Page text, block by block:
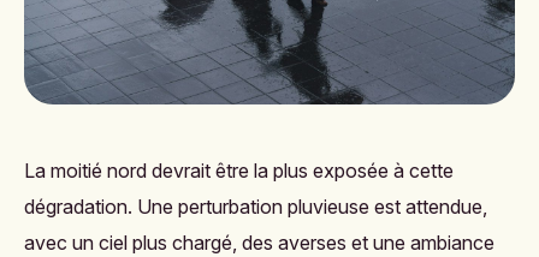
La moitié nord devrait être la plus exposée à cette
dégradation. Une perturbation pluvieuse est attendue,
avec un ciel plus chargé, des averses et une ambiance